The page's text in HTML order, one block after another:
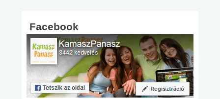
Facebook